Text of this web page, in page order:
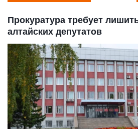
Прокуратура требует
алтайских депутатов